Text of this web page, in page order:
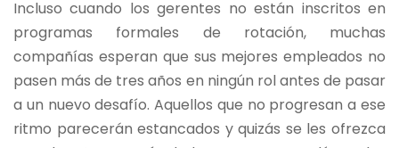
Incluso cuando los gerentes no están inscritos en
programas formales de rotación, muchas
compañías esperan que sus mejores empleados no
pasen más de tres años en ningún rol antes de pasar
a un nuevo desafío. Aquellos que no progresan a ese
ritmo parecerán estancados y quizás se les ofrezca